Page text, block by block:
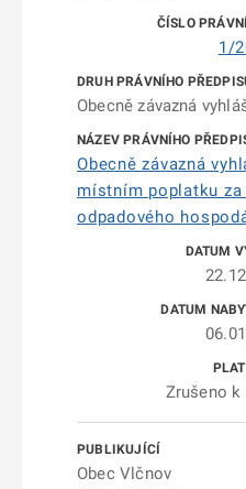
1/
Obecně závazná
Obecně závazná
místním poplatku
odpadového
Zrušeno k
Obec Vlčnov